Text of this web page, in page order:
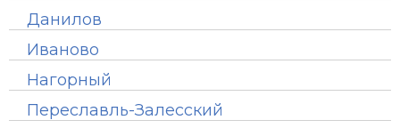
Данилов
Иваново
Нагорный
Переславль-Залесский